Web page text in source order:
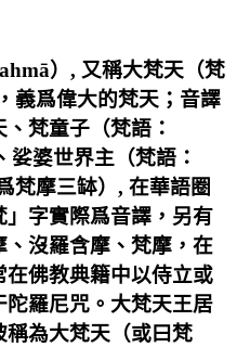
）, 又稱大梵天（梵
義爲偉大的梵天；音譯
梵童子（梵語：
婆世界主（梵語：
梵摩三缽）, 在華語圈
字實際爲音譯，另有
沒羅含摩、梵摩，在
佛教典籍中以侍立或
羅尼咒。大梵天王居
為大梵天（或曰梵